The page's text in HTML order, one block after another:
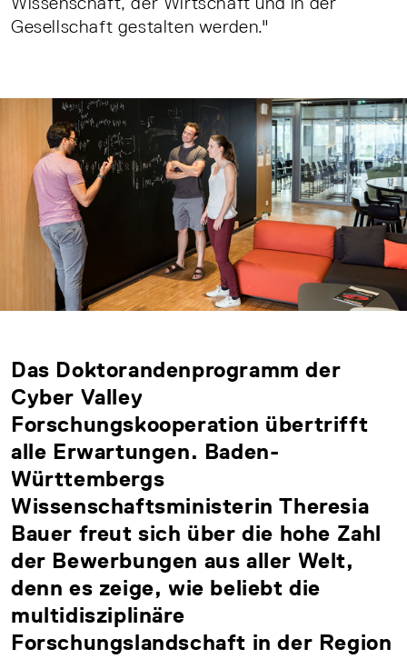
Gesellschaft gestalten werden."
Das Doktorandenprogramm der
Cyber Valley
Forschungskooperation übertrifft
alle Erwartungen. Baden-
Württembergs
Wissenschaftsministerin Theresia
Bauer freut sich über die hohe Zahl
der Bewerbungen aus aller Welt,
denn es zeige, wie beliebt die
multidisziplinäre
Forschungslandschaft in der Region